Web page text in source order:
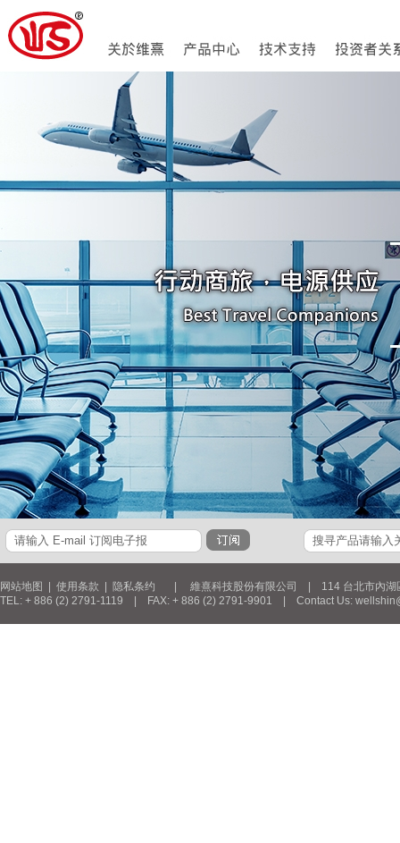
网站地图 使用条款 隐私条约 | 維熹科技股份有限公司 | 114 台北市內湖區
TEL: + 886 (2) 2791-1119 | FAX: + 886 (2) 2791-9901 | Contact Us: